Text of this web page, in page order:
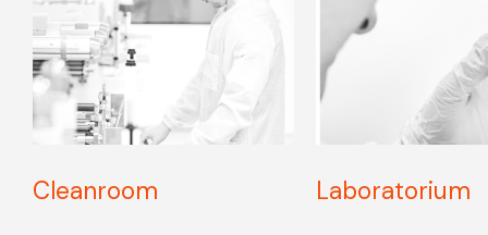
Cleanroom Laboratorium